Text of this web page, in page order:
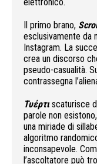
elettronico.
Il primo brano,
esclusivamente da
Instagram. La
crea un discorso
pseudo-casualità.
contrassegna
Τυέρτιscaturisce
parole non
una miriade di
algoritmo
inconsapevole.
l’ascoltatore può